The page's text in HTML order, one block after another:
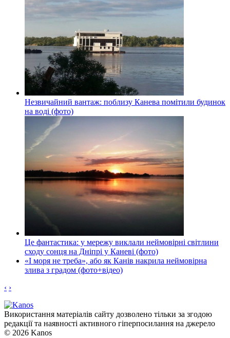
Незвичайний вантаж: поблизу Канева помітили будинок
на воді (фото)
Це фантастика: у мережу виклали неймовірні світлини
сходу сонця на Дніпрі у Каневі (фото)
«І моря не треба», або як Канів накрила неймовірна
злива з градом (фото+відео)
‹ ›
Використання матеріалів сайту дозволено тільки за згодою
редакції та наявності активного гіперпосилання на джерело
© 2026 Kanos